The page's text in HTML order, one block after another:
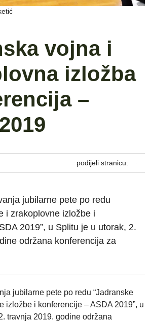
vojna i
izložba
–
podijeli stranicu:
jubilarne pete po redu
i zrakoplovne izložbe i
2019”, u Splitu je u utorak, 2.
održana konferencija za
jubilarne pete po redu “Jadranske
izložbe i konferencije – ASDA 2019”, u
travnja 2019. godine održana